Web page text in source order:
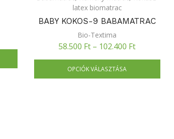
latex biomatrac
BABY KOKOS-9 BABAMATRAC
Bio-Textima
58.500 Ft – 102.400 Ft
OPCIÓK VÁLASZTÁSA